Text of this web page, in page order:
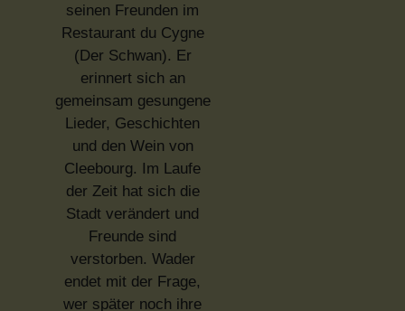
seinen Freunden im
Restaurant du Cygne
(Der Schwan). Er
erinnert sich an
gemeinsam gesungene
Lieder, Geschichten
und den Wein von
Cleebourg. Im Laufe
der Zeit hat sich die
Stadt verändert und
Freunde sind
verstorben. Wader
endet mit der Frage,
wer später noch ihre